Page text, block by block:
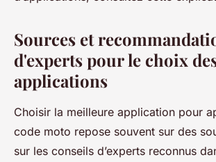
Sources et
d'experts pour le choix
applications
Choisir la meilleure application pour
code moto repose souvent sur des
sur les conseils d’experts reconnus